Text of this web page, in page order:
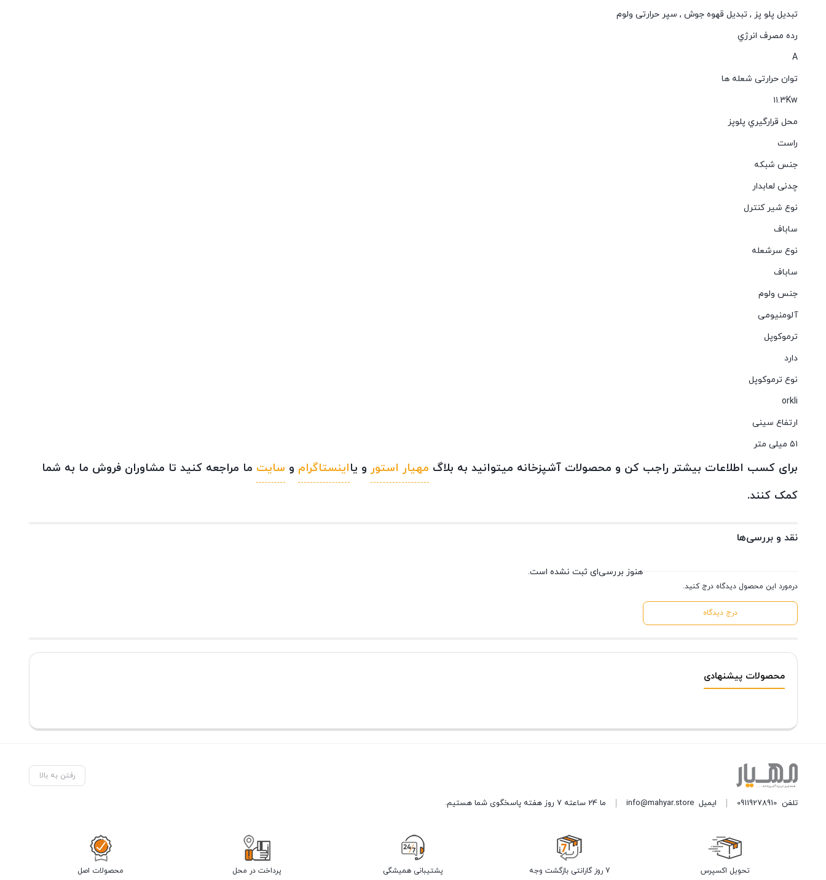
تبدیل پلو پز ,تبدیل قهوه جوش , سپر حرارتی ولوم
رده مصرف انرژي
A
توان حرارتی شعله ها
۱۱.3Kw
محل قرارگیري پلوپز
راست
جنس شبکه
چدنی لعابدار
نوع شیر کنترل
ساباف
نوع سرشعله
ساباف
جنس ولوم
آلومنیومی
ترموکوپل
دارد
نوع ترموکوپل
orkli
ارتفاع سینی
۵۱ میلی متر
برای کسب اطلاعات بیشتر راجب کن و محصولات آشپزخانه میتوانید به بلاگ مهیار استور و یااینستاگرام و سایت ما مراجعه کنید تا مشاوران فروش ما به شما
کمک کنند.
نقد و بررسی‌ها
درمورد این محصول دیدگاه درج کنید.
درج دیدگاه
هنوز بررسی‌ای ثبت نشده است.
محصولات پیشنهادی
رفتن به بالا
تلفن09119278910 ایمیلinfo@mahyar.store ما 24 ساعته 7 روز هفته پاسخگوی شما هستیم.
تحویل اکسپرس 7 روز گارانتی بازگشت وجه پشتیبانی همیشگی پرداخت در محل محصولات اصل